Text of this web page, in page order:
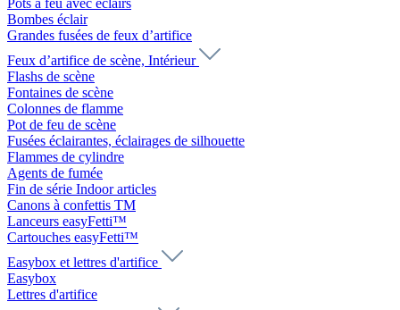
Bombes éclair
Grandes fusées de feux d’artifice
Feux d’artifice de scène, Intérieur
Flashs de scène
Fontaines de scène
Colonnes de flamme
Pot de feu de scène
Fusées éclairantes, éclairages de silhouette
Flammes de cylindre
Agents de fumée
Fin de série Indoor articles
Canons à confettis TM
Lanceurs easyFetti™
Cartouches easyFetti™
Easybox et lettres d'artifice
Easybox
Lettres d'artifice